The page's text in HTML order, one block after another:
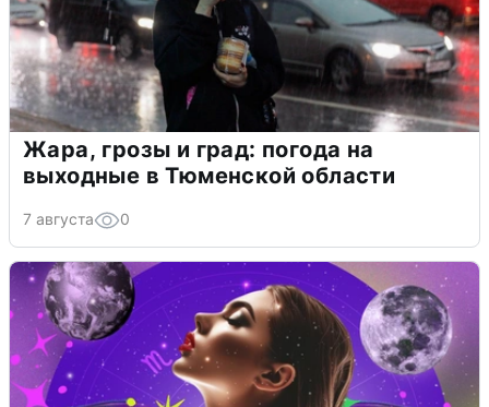
Жара, грозы и град: погода на
выходные в Тюменской области
7 августа 0